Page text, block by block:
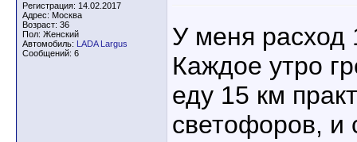
Регистрация: 14.02.2017
Адрес: Москва
Возраст: 36
Пол: Женский
Автомобиль: LADA Largus
Сообщений: 6
У меня расход
Каждое утро
еду 15 км
светофоров, и